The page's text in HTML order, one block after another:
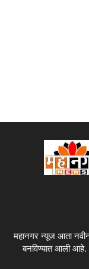
महानगर न्यूज आता
बनविण्यात आली